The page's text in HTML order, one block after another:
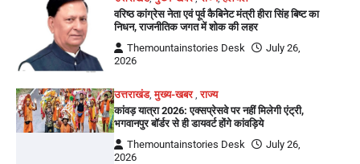
वरिष्ठ कांग्रेस नेता एवं पूर्व कैबिनेट मंत्री हीरा सिंह बिष्ट का
निधन, राजनीतिक जगत में शोक की लहर
Themountainstories Desk
July 26,
2026
उत्तराखंड,मुख्य-खबर ,राज्य
कांवड़ यात्रा 2026: एक्सप्रेसवे पर नहीं मिलेगी एंट्री,
भगवानपुर बॉर्डर से ही डायवर्ट होंगे कांवड़िये
Themountainstories Desk
July 26,
2026